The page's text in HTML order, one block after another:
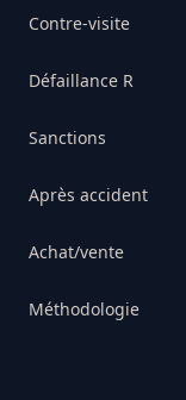
Contre-visite
Défaillance R
Sanctions
Après accident
Achat/vente
Méthodologie